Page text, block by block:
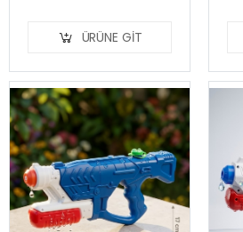
ÜRÜNE GIT